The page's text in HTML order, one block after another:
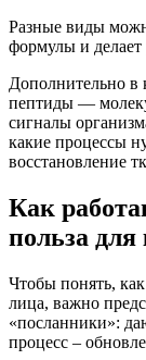
Разные виды
формулы и делает
Дополнительно в
пептиды —
сигналы
какие процессы
восстановление
Как
польза
Чтобы понять,
лица, важно
«посланники»:
процесс –